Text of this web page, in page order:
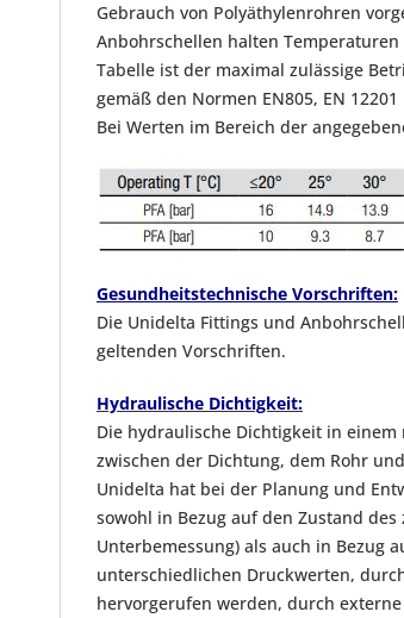
Gebrauch von Polyäthylenrohren
Anbohrschellen halten
Tabelle ist der maximal zulässige
gemäß den Normen EN805, EN
Bei Werten im Bereich der
Gesundheitstechnische Vorschriften:
Die Unidelta Fittings und
geltenden Vorschriften.
Hydraulische Dichtigkeit:
Die hydraulische Dichtigkeit in
zwischen der Dichtung, dem Rohr
Unidelta hat bei der Planung und
sowohl in Bezug auf den Zustand
Unterbemessung) als auch in Bezug
unterschiedlichen Druckwerten,
hervorgerufen werden, durch